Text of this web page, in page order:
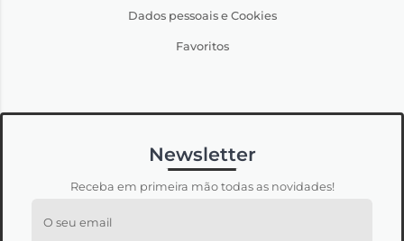
Dados pessoais e Cookies
Favoritos
Newsletter
Receba em primeira mão todas as novidades!
O seu email